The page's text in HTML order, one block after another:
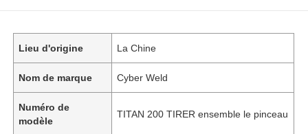
Lieu d'origine La Chine
Nom de marque Cyber Weld
Numéro de
modèle
TITAN 200 TIRER ensemble le pinceau